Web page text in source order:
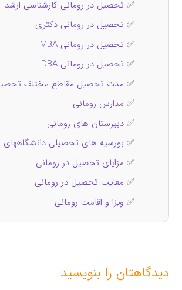
✅ تحصیل در رومانی کارشناسی ارشد
✅ تحصیل در رومانی دکتری
✅ تحصیل در رومانی MBA
✅ تحصیل در رومانی DBA
✅ مدت تحصیل مقاطع مختلف
✅ مدارس رومانی
✅ دبیرستان های رومانی
✅ بورسیه های تحصیلی دانشگاههای
✅ مزایای تحصیل در رومانی
✅ معایب تحصیل در رومانی
✅ ویزا و اقامت رومانی
دیدگاهتان را بنویسید